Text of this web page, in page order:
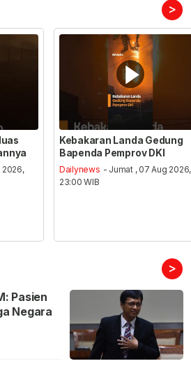
>
2026,
Kebakaran Landa Gedung
Bapenda Pemprov DKI
Dailynews - Jumat , 07 Aug 2026,
23:00 WIB
>
Pasien
Negara